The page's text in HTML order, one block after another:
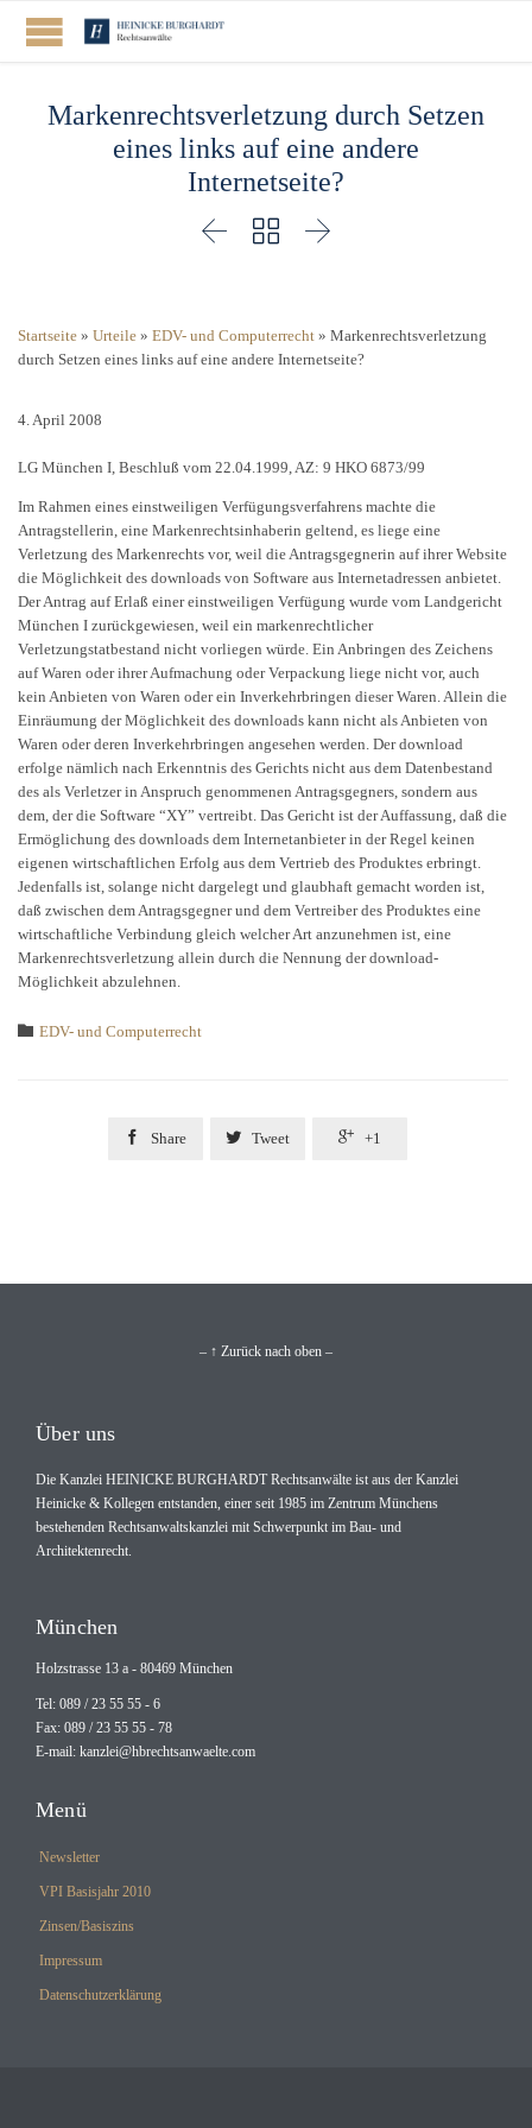
Markenrechtsverletzung durch Setzen
eines links auf eine andere
Internetseite?
  
Startseite » Urteile » EDV- und Computerrecht » Markenrechtsverletzung
durch Setzen eines links auf eine andere Internetseite?
4. April 2008
LG München I, Beschluß vom 22.04.1999, AZ: 9 HKO 6873/99
Im Rahmen eines einstweiligen Verfügungsverfahrens machte die
Antragstellerin, eine Markenrechtsinhaberin geltend, es liege eine
Verletzung des Markenrechts vor, weil die Antragsgegnerin auf ihrer Website
die Möglichkeit des downloads von Software aus Internetadressen anbietet.
Der Antrag auf Erlaß einer einstweiligen Verfügung wurde vom Landgericht
München I zurückgewiesen, weil ein markenrechtlicher
Verletzungstatbestand nicht vorliegen würde. Ein Anbringen des Zeichens
auf Waren oder ihrer Aufmachung oder Verpackung liege nicht vor, auch
kein Anbieten von Waren oder ein Inverkehrbringen dieser Waren. Allein die
Einräumung der Möglichkeit des downloads kann nicht als Anbieten von
Waren oder deren Inverkehrbringen angesehen werden. Der download
erfolge nämlich nach Erkenntnis des Gerichts nicht aus dem Datenbestand
des als Verletzer in Anspruch genommenen Antragsgegners, sondern aus
dem, der die Software “XY” vertreibt. Das Gericht ist der Auffassung, daß die
Ermöglichung des downloads dem Internetanbieter in der Regel keinen
eigenen wirtschaftlichen Erfolg aus dem Vertrieb des Produktes erbringt.
Jedenfalls ist, solange nicht dargelegt und glaubhaft gemacht worden ist,
daß zwischen dem Antragsgegner und dem Vertreiber des Produktes eine
wirtschaftliche Verbindung gleich welcher Art anzunehmen ist, eine
Markenrechtsverletzung allein durch die Nennung der download-
Möglichkeit abzulehnen.
 Category
EDV- und Computerrecht
 Share  Tweet  +1
– ↑ Zurück nach oben –
Über uns
Die Kanzlei HEINICKE BURGHARDT Rechtsanwälte ist aus der Kanzlei
Heinicke & Kollegen entstanden, einer seit 1985 im Zentrum Münchens
bestehenden Rechtsanwaltskanzlei mit Schwerpunkt im Bau- und
Architektenrecht.
München
Holzstrasse 13 a - 80469 München
Tel: 089 / 23 55 55 - 6
Fax: 089 / 23 55 55 - 78
E-mail: kanzlei@hbrechtsanwaelte.com
Menü
Newsletter
VPI Basisjahr 2010
Zinsen/Basiszins
Impressum
Datenschutzerklärung